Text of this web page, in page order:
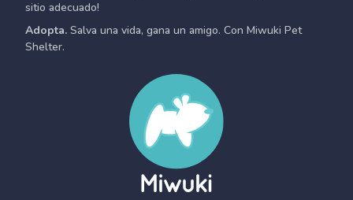
sitio adecuado!
Adopta. Salva una vida, gana un amigo. Con Miwuki Pet
Shelter.